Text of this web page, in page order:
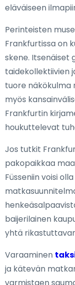
eläväiseen
Perinteisten
Frankfurtissa on
skene. Itsenäiset
taidekollektiivien
tuore näkökulma
myös
Frankfurtin
houkuttelevat
Jos tutkit
pakopaikkaa
Füsseniin voisi
baijerilainen
yhtä
Varaaminen
ja kätevän